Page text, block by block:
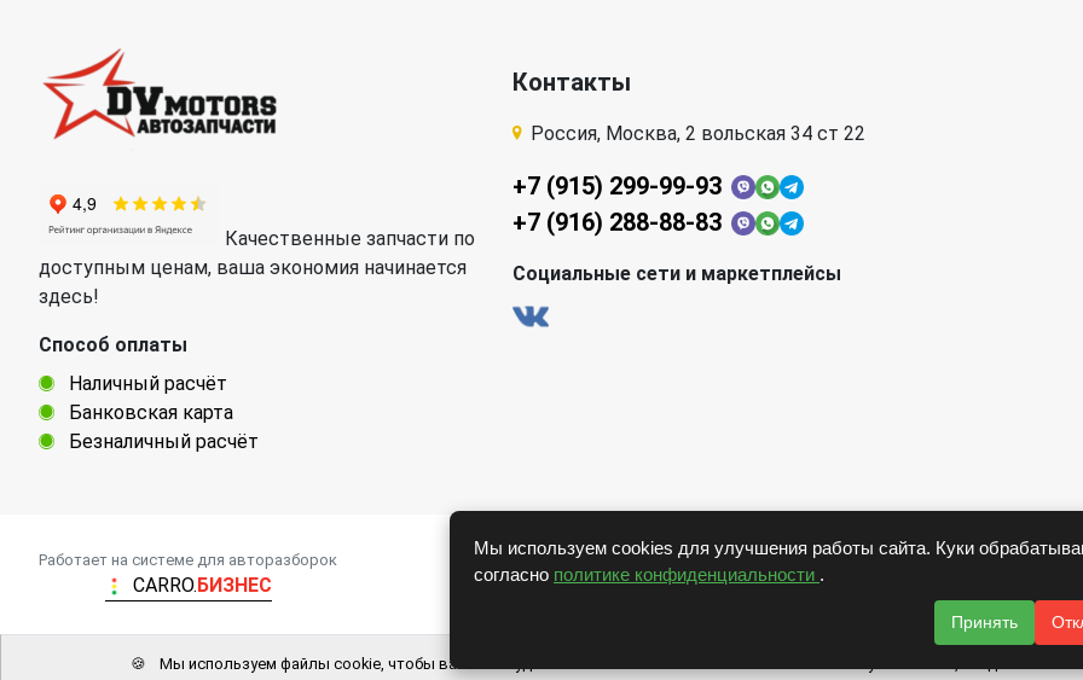
Качественные запчасти по
доступным ценам, ваша экономия начинается
здесь!
Способ оплаты
Наличный расчёт
Банковская карта
Безналичный расчёт
Контакты
Россия, Москва, 2 вольская 34 ст 22
+7 (915) 299-99-93
+7 (916) 288-88-83
Социальные сети и маркетплейсы
Работает на системе для авторазборок
CARRO.БИЗНЕС
Мы используем cookies для улучшения работы сайта. Куки
согласно политике конфиденциальности .
Принять
🍪 Мы используем файлы cookie, чтобы вам было удобнее пользоваться нашим сайтом. Используя наш сайт, вы даете